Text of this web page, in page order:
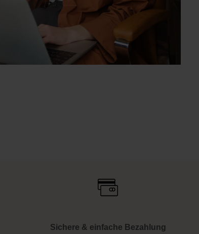
Sichere & einfache Bezahlung